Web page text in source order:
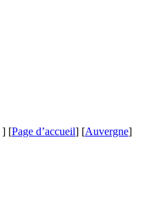
] [Page d’accueil] [Auvergne]